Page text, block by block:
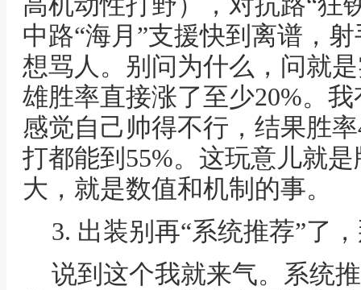
中路“海月”支援快到离谱，
想骂人。别问为什么，问就
雄胜率直接涨了至少20%。
感觉自己帅得不行，结果胜
打都能到55%。这玩意儿就
大，就是数值和机制的事。
3. 出装别再“系统推荐”了
说到这个我就来气。系统